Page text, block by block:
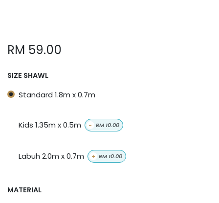
RM 59.00
SIZE SHAWL
Standard 1.8m x 0.7m
Kids 1.35m x 0.5m - RM 10.00
Labuh 2.0m x 0.7m + RM 10.00
MATERIAL